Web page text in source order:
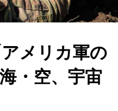
メリカ軍の
・空、宇宙